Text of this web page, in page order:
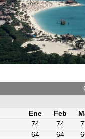
Ene
Feb
74 74
64 64